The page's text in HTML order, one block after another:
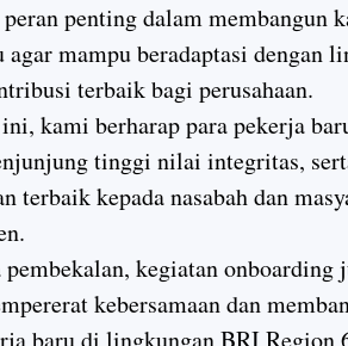
penting dalam membangun
agar mampu beradaptasi dengan
terbaik bagi perusahaan.
kami berharap para pekerja
tinggi nilai integritas,
terbaik kepada nasabah dan
pembekalan, kegiatan onboarding
kebersamaan dan
baru di lingkungan BRI Region